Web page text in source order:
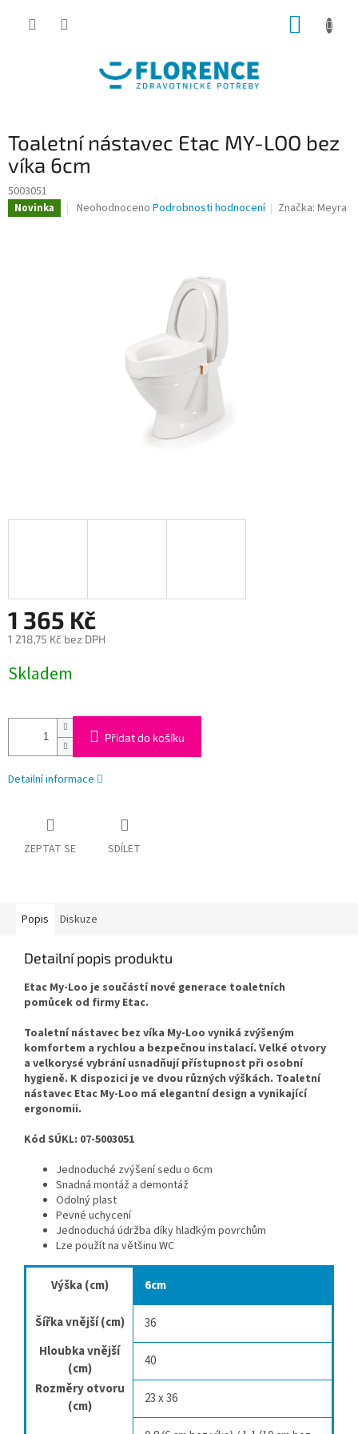
Toaletní nástavec Etac MY-LOO bez
víka 6cm
5003051
Novinka
Průměrné
Neohodnoceno Podrobnosti hodnocení Značka:Meyra
1 365 Kč
1 218,75 Kč bez DPH
cena:
Skladem
Přidat do košíku
Detailní informace
ZEPTAT SE SDÍLET
Popis Diskuze
Detailní popis produktu
Etac My-Loo je součástí nové generace toaletních
pomůcek od firmy Etac.
Toaletní nástavec bez víka My-Loo vyniká zvýšeným
komfortem a rychlou a bezpečnou instalací. Velké otvory
a velkorysé vybrání usnadňují přístupnost při osobní
hygieně. K dispozici je ve dvou různých výškách. Toaletní
nástavec Etac My-Loo má elegantní design a vynikající
ergonomii.
Kód SÚKL: 07-5003051
Jednoduché zvýšení sedu o 6cm
Snadná montáž a demontáž
Odolný plast
Pevné uchycení
Jednoduchá údržba díky hladkým povrchům
Lze použít na většinu WC
Výška (cm) 6cm
Šířka vnější (cm)
36
Hloubka vnější
(cm)
40
Rozměry otvoru
(cm)
23 x 36